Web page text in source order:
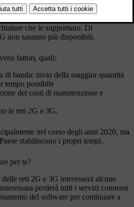
che le supportano. Di
non saranno più disponibili.
fattori, quali:
di banda: invio della maggior quantità
tempo possibile
dei costi di manutenzione e
le reti 2G e 3G.
nel corso degli anni 2020, ma
stabiliscono i propri tempi.
per te?
reti 2G e 3G interesserà alcune
perderà tutti i servizi connessi
del software per continuare a